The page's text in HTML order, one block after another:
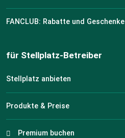
FANCLUB: Rabatte und Geschenke
für Stellplatz-Betreiber
Stellplatz anbieten
Produkte & Preise
Premium buchen